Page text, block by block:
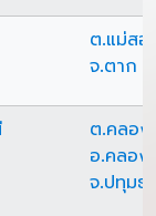
ต.แม่สอ
จ.ตาก
ต.คลอง
อ.คลอง
จ.ปทุมธ